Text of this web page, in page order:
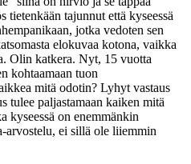
tietenkään tajunnut että kyseessä
jotka vedoten sen
elokuvaa kotona, vaikka
Olin katkera. Nyt, 15 vuotta
kohtaamaan tuon
mitä odotin? Lyhyt vastaus
tulee paljastamaan kaiken mitä
kyseessä on enemmänkin
arvostelu, ei sillä ole liiemmin